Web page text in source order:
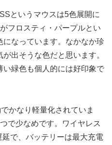
というマウスは5色展開に
フロスティ・パープルとい
になっています。なかなか珍
出そうな色だと思います。
緑色も個人的には好印象で
かなり軽量化されていま
で少なめです。ワイヤレス
で、バッテリーは最大充電